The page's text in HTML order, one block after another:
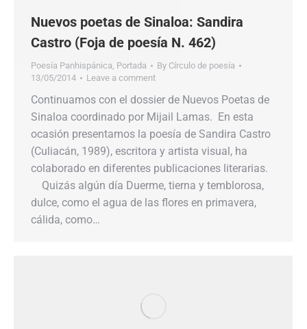
Nuevos poetas de Sinaloa: Sandira
Castro (Foja de poesía N. 462)
Poesía Panhispánica, Portada By Círculo de poesía
13/05/2014
Leave a comment
Continuamos con el dossier de Nuevos Poetas de
Sinaloa coordinado por Mijail Lamas. En esta
ocasión presentamos la poesía de Sandira Castro
(Culiacán, 1989), escritora y artista visual, ha
colaborado en diferentes publicaciones literarias.
Quizás algún día Duerme, tierna y temblorosa,
dulce, como el agua de las flores en primavera,
cálida, como…